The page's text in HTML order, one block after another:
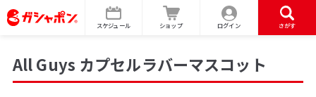
スケジュール ショップ ログイン さがす
All Guys カプセルラバーマスコット